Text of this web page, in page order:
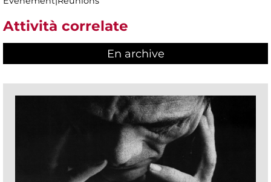
Attività correlate
En archive